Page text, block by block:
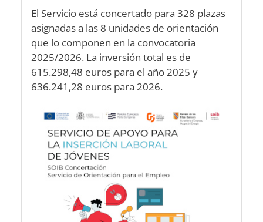
El Servicio está concertado para 328 plazas
asignadas a las 8 unidades de orientación
que lo componen en la convocatoria
2025/2026. La inversión total es de
615.298,48 euros para el año 2025 y
636.241,28 euros para 2026.
Image